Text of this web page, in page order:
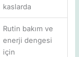
kaslarda
Rutin bakım ve
enerji dengesi
için